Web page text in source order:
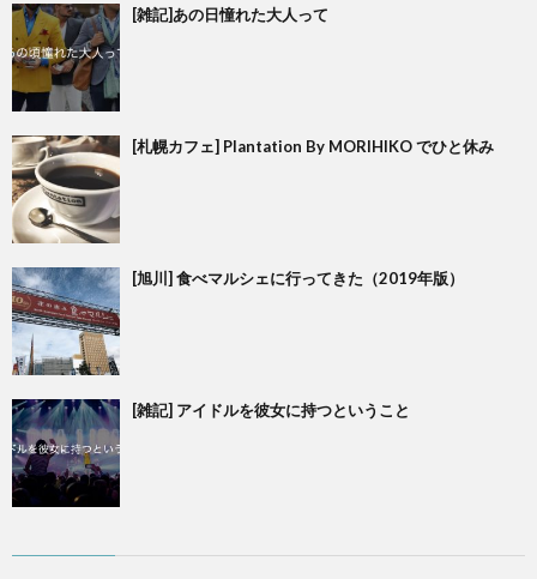
[雑記]あの日憧れた大人って
[札幌カフェ] Plantation By MORIHIKO でひと休み
[旭川] 食べマルシェに行ってきた（2019年版）
[雑記] アイドルを彼女に持つということ